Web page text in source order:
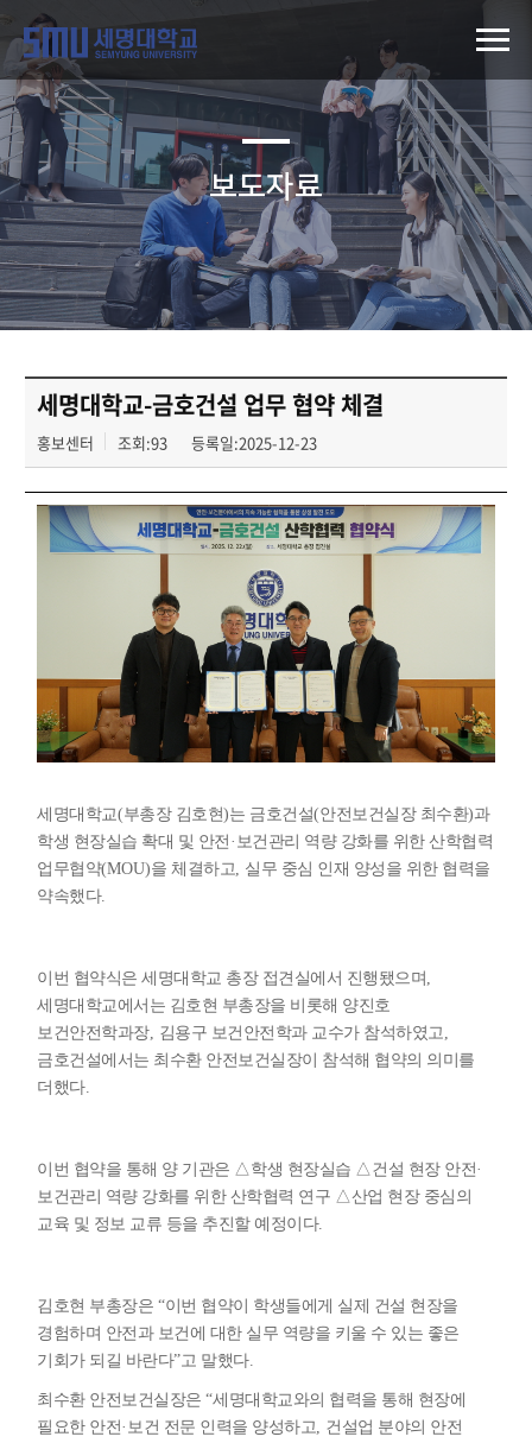
보도자료
세명대학교-금호건설 업무 협약 체결
홍보센터 조회:93 등록일:2025-12-23
세명대학교(부총장 김호현)는 금호건설(안전보건실장 최수환)과
학생 현장실습 확대 및 안전 · 보건관리 역량 강화를 위한 산학협력
업무협약(MOU)을 체결하고
실무 중심 인재 양성을 위한 협력을
약속했다.
이번 협약식은 세명대학교 총장 접견실에서 진행됐으며
세명대학교에서는 김호현 부총장을 비롯해 양진호
보건안전학과장, 김용구 보건안전학과 교수가 참석하였고
금호건설에서는 최수환 안전보건실장이 참석해 협약의 의미를
더했다.
이번 협약을 통해 양 기관은 △ 학생 현장실습 △ 건설 현장 안전 ·
보건관리 역량 강화를 위한 산학협력 연구 △산업 현장 중심의
교육 및 정보 교류 등을 추진할 예정이다.
김호현 부총장은 “이번 협약이 학생들에게 실제 건설 현장을
경험하며 안전과 보건에 대한 실무 역량을 키울 수 있는 좋은
기회가 되길 바란다”고 말했다.
최수환 안전보건실장은“세명대학교와의 협력을 통해 현장에
필요한 안전 · 보건 전문 인력을 양성하고
건설업 분야의 안전